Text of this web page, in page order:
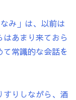
み」は、以前は
あまり来ておら
常識的な会話を
すりしながら、酒